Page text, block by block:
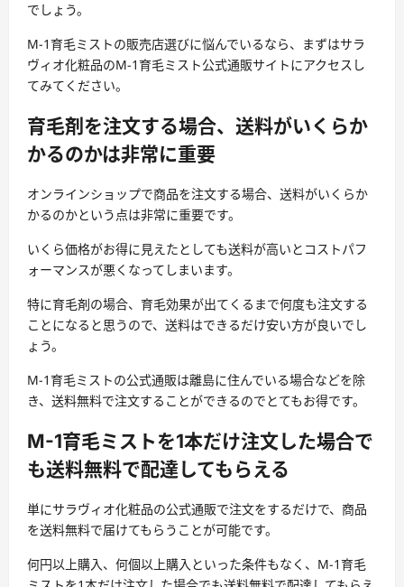
でしょう。
M-1育毛ミストの販売店選びに悩んでいるなら、まずはサラ
ヴィオ化粧品のM-1育毛ミスト公式通販サイトにアクセスし
てみてください。
育毛剤を注文する場合、送料がいくらか
かるのかは非常に重要
オンラインショップで商品を注文する場合、送料がいくらか
かるのかという点は非常に重要です。
いくら価格がお得に見えたとしても送料が高いとコストパフ
ォーマンスが悪くなってしまいます。
特に育毛剤の場合、育毛効果が出てくるまで何度も注文する
ことになると思うので、送料はできるだけ安い方が良いでし
ょう。
M-1育毛ミストの公式通販は離島に住んでいる場合などを除
き、送料無料で注文することができるのでとてもお得です。
M-1育毛ミストを1本だけ注文した場合で
も送料無料で配達してもらえる
単にサラヴィオ化粧品の公式通販で注文をするだけで、商品
を送料無料で届けてもらうことが可能です。
何円以上購入、何個以上購入といった条件もなく、M-1育毛